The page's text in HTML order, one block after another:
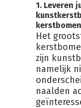
1. Leveren
Het
zijn
namelijk
naalden